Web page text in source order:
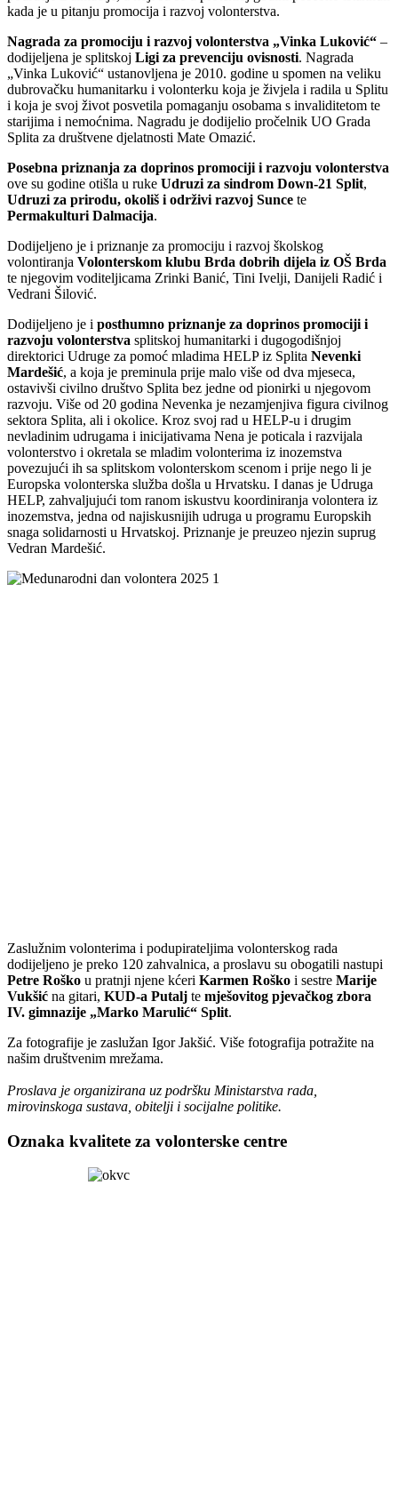
kada je u pitanju promocija i razvoj volonterstva.
Nagrada za promociju i razvoj volonterstva „Vinka Luković“ –
dodijeljena je splitskoj Ligi za prevenciju ovisnosti. Nagrada
„Vinka Luković“ ustanovljena je 2010. godine u spomen na veliku
dubrovačku humanitarku i volonterku koja je živjela i radila u Splitu
i koja je svoj život posvetila pomaganju osobama s invaliditetom te
starijima i nemoćnima. Nagradu je dodijelio pročelnik UO Grada
Splita za društvene djelatnosti Mate Omazić.
Posebna priznanja za doprinos promociji i razvoju volonterstva
ove su godine otišla u ruke Udruzi za sindrom Down-21 Split,
Udruzi za prirodu, okoliš i održivi razvoj Sunce te
Permakulturi Dalmacija.
Dodijeljeno je i priznanje za promociju i razvoj školskog
volontiranja Volonterskom klubu Brda dobrih dijela iz OŠ Brda
te njegovim voditeljicama Zrinki Banić, Tini Ivelji, Danijeli Radić i
Vedrani Šilović.
Dodijeljeno je i posthumno priznanje za doprinos promociji i
razvoju volonterstva splitskoj humanitarki i dugogodišnjoj
direktorici Udruge za pomoć mladima HELP iz Splita Nevenki
Mardešić, a koja je preminula prije malo više od dva mjeseca,
ostavivši civilno društvo Splita bez jedne od pionirki u njegovom
razvoju. Više od 20 godina Nevenka je nezamjenjiva figura civilnog
sektora Splita, ali i okolice. Kroz svoj rad u HELP-u i drugim
nevladinim udrugama i inicijativama Nena je poticala i razvijala
volonterstvo i okretala se mladim volonterima iz inozemstva
povezujući ih sa splitskom volonterskom scenom i prije nego li je
Europska volonterska služba došla u Hrvatsku. I danas je Udruga
HELP, zahvaljujući tom ranom iskustvu koordiniranja volontera iz
inozemstva, jedna od najiskusnijih udruga u programu Europskih
snaga solidarnosti u Hrvatskoj. Priznanje je preuzeo njezin suprug
Vedran Mardešić.
Zaslužnim volonterima i podupirateljima volonterskog rada
dodijeljeno je preko 120 zahvalnica, a proslavu su obogatili nastupi
Petre Roško u pratnji njene kćeri Karmen Roško i sestre Marije
Vukšić na gitari, KUD-a Putalj te mješovitog pjevačkog zbora
IV. gimnazije „Marko Marulić“ Split.
Za fotografije je zaslužan Igor Jakšić. Više fotografija potražite na
našim društvenim mrežama.
Proslava je organizirana uz podršku Ministarstva rada,
mirovinskoga sustava, obitelji i socijalne politike.
Oznaka kvalitete za volonterske centre